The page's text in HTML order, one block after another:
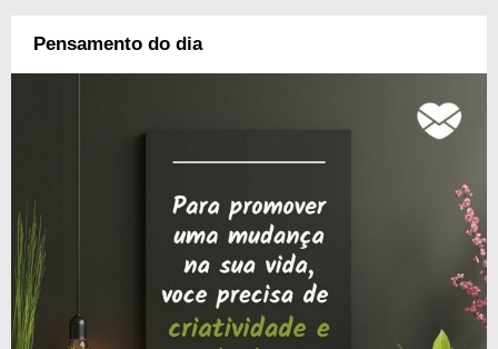
Pensamento do dia